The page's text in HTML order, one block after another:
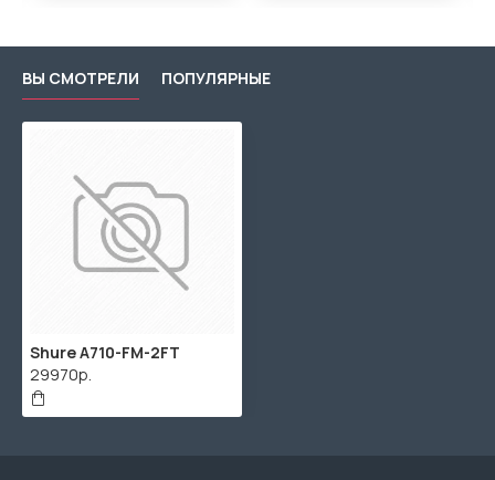
ВЫ СМОТРЕЛИ ПОПУЛЯРНЫЕ
Shure A710-FM-2FT
29970р.